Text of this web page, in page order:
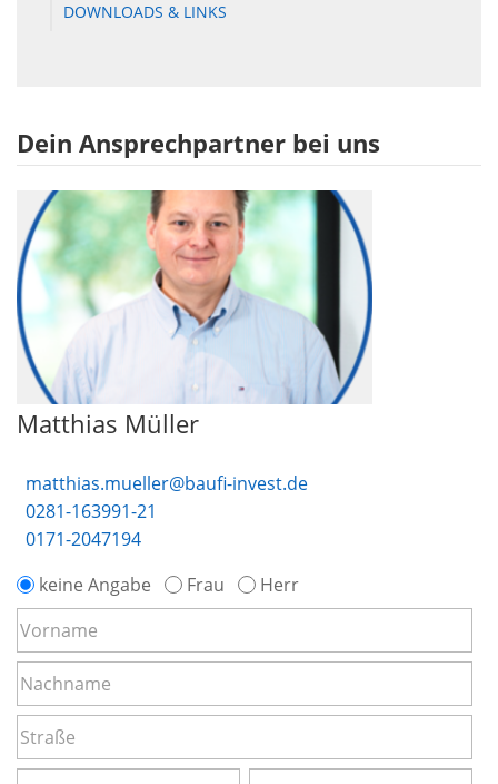
DOWNLOADS & LINKS
Dein Ansprechpartner bei uns
Matthias Müller
matthias.mueller@baufi-invest.de
0281-163991-21
0171-2047194
keine Angabe
Frau Herr